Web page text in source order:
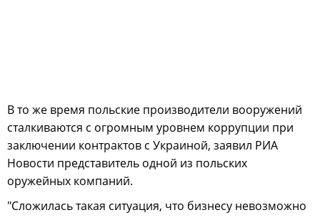
В то же время польские производители вооружений
сталкиваются с огромным уровнем коррупции при
заключении контрактов с Украиной, заявил РИА
Новости представитель одной из польских
оружейных компаний.
"Сложилась такая ситуация, что бизнесу невозможно